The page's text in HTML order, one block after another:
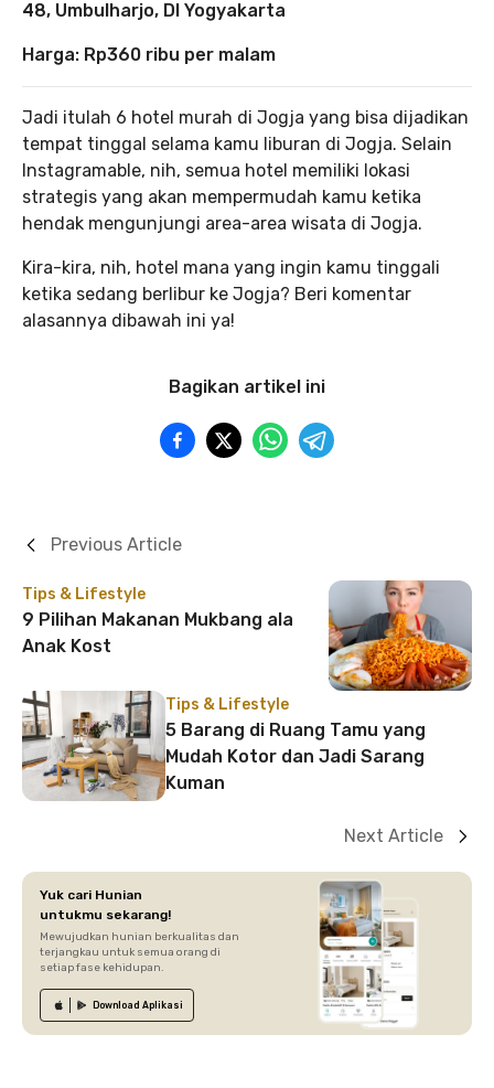
48, Umbulharjo, DI Yogyakarta
Harga: Rp360 ribu per malam
Jadi itulah 6 hotel murah di Jogja yang bisa dijadikan
tempat tinggal selama kamu liburan di Jogja. Selain
Instagramable, nih, semua hotel memiliki lokasi
strategis yang akan mempermudah kamu ketika
hendak mengunjungi area-area wisata di Jogja.
Kira-kira, nih, hotel mana yang ingin kamu tinggali
ketika sedang berlibur ke Jogja? Beri komentar
alasannya dibawah ini ya!
Bagikan artikel ini
Tips & Lifestyle
9 Pilihan Makanan Mukbang ala
Anak Kost
Previous Article
Tips & Lifestyle
5 Barang di Ruang Tamu yang
Mudah Kotor dan Jadi Sarang
Kuman
Next Article
Yuk cari Hunian
untukmu sekarang!
Mewujudkan hunian berkualitas dan
terjangkau untuk semua orang di
setiap fase kehidupan.
Download Aplikasi